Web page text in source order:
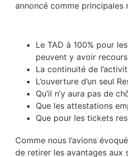
annoncé comme principales
Le TAD à 100% pour
peuvent y avoir
La continuité de
L’ouverture d’un seul
Qu’il n’y aura pas de
Que les attestations
Que pour les tickets
Comme nous l’avions
de retirer les avantages aux